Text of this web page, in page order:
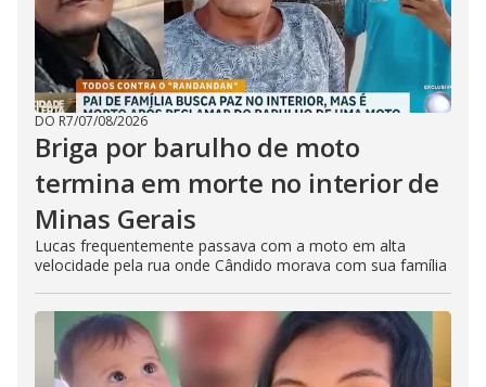
DO R7/07/08/2026
Briga por barulho de moto
termina em morte no interior de
Minas Gerais
Lucas frequentemente passava com a moto em alta
velocidade pela rua onde Cândido morava com sua família